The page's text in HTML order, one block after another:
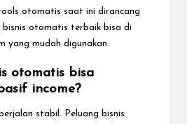
otomatis saat ini dirancang
bisnis otomatis terbaik bisa di
yang mudah digunakan.
otomatis bisa
income?
stabil. Peluang bisnis